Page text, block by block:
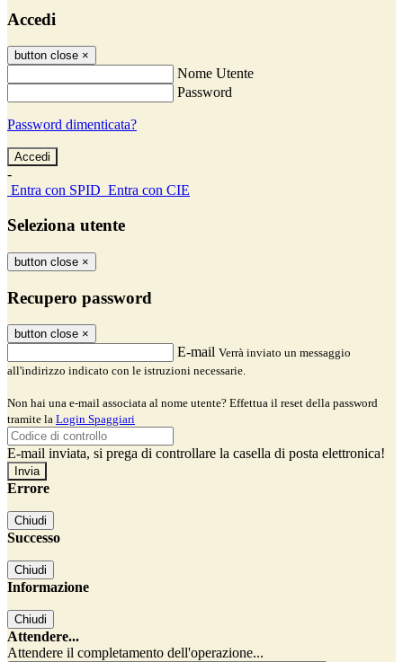
Accedi
button close ×
Nome Utente
Password
Password dimenticata?
-
Entra con SPID Entra con CIE
Seleziona utente
button close ×
Recupero password
button close ×
E-mail Verrà inviato un messaggio
all'indirizzo indicato con le istruzioni necessarie.
Non hai una e-mail associata al nome utente? Effettua il reset della password
tramite la Login Spaggiari
E-mail inviata, si prega di controllare la casella di posta elettronica!
Errore
Chiudi
Successo
Chiudi
Informazione
Chiudi
Attendere...
Attendere il completamento dell'operazione...